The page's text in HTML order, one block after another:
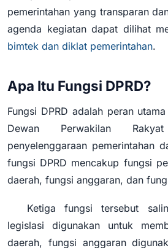
pemerintahan yang transparan
agenda kegiatan dapat dilihat
bimtek dan diklat pemerintahan.
Apa Itu Fungsi DPRD?
Fungsi DPRD adalah peran
Dewan Perwakilan
penyelenggaraan pemerintahan
fungsi DPRD mencakup fungsi
daerah, fungsi anggaran, dan
Ketiga fungsi tersebut
legislasi digunakan untuk
daerah, fungsi anggaran